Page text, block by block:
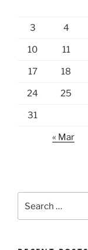
3 4
10 11
17 18
24 25
31
« Mar
for: